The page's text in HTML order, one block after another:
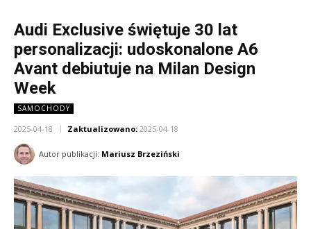
Audi Exclusive świętuje 30 lat
personalizacji: udoskonalone A6
Avant debiutuje na Milan Design
Week
SAMOCHODY
2025-04-18 Zaktualizowano: 2025-04-18
Autor publikacji: Mariusz Brzeziński